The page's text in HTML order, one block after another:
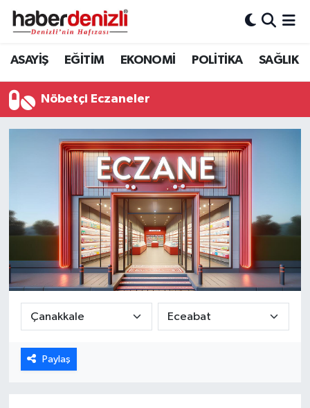
ASAYİŞ EĞİTİM EKONOMİ POLİTİKA SAĞLIK
Nöbetçi Eczaneler
Paylaş
Denizli Nöbetçi Eczaneler
Puan Durumu ve Fikstür
Tüm Manşetler
Son Dakika Haberleri
Haber Arşivi